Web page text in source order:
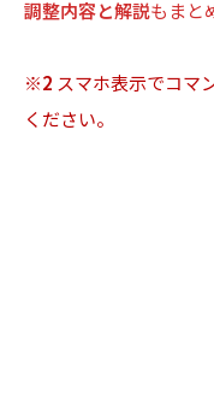
調整内容と解説もまと
※2 スマホ表示でコマ
ください。